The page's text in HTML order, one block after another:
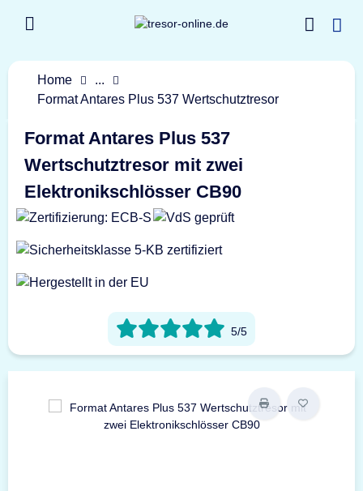
Home
...
Format Antares Plus 537 Wertschutztresor
Format Antares Plus 537
Wertschutztresor mit zwei
Elektronikschlösser CB90
5/5